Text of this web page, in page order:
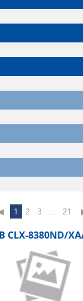
1 2 3 … 21
CLX-8380ND/